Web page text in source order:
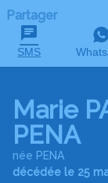
Partager
SMS
Marie
PENA
née PENA
décédée le 25